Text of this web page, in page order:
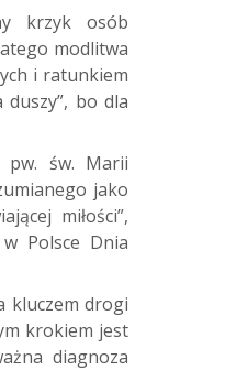
krzyk osób
modlitwa
i ratunkiem
bo dla
pw. św. Marii
jako
miłości”,
Polsce Dnia
kluczem drogi
krokiem jest
diagnoza